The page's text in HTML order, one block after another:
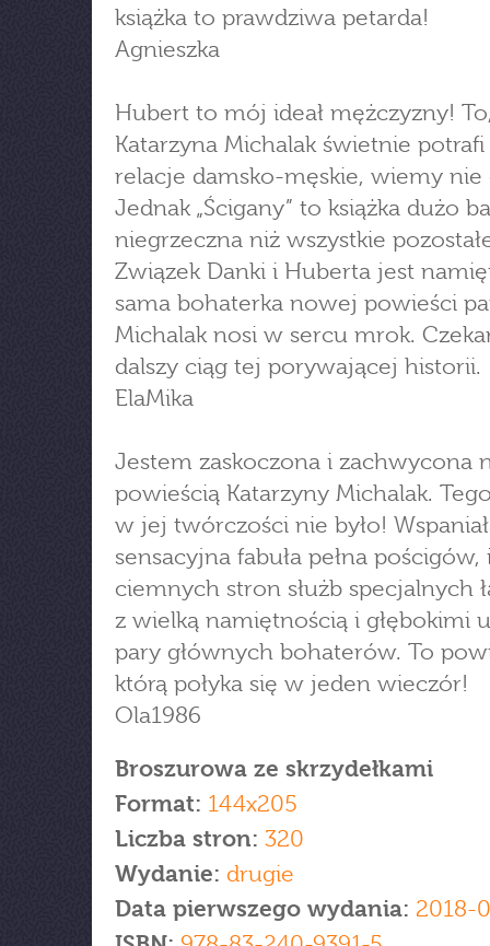
książka to prawdziwa petarda!
Agnieszka
Hubert to mój ideał mężczyzny!
Katarzyna Michalak świetnie potrafi
relacje damsko-męskie, wiemy nie
Jednak „Ścigany” to książka dużo
niegrzeczna niż wszystkie
Związek Danki i Huberta jest
sama bohaterka nowej powieści
Michalak nosi w sercu mrok.
dalszy ciąg tej porywającej historii.
ElaMika
Jestem zaskoczona i zachwycona
powieścią Katarzyny Michalak.
w jej twórczości nie było!
sensacyjna fabuła pełna
ciemnych stron służb specjalnych
z wielką namiętnością i głębokimi
pary głównych bohaterów. To
którą połyka się w jeden wieczór!
Ola1986
Broszurowa ze skrzydełkami
Format: 144x205
Liczba stron: 320
Wydanie: drugie
Data pierwszego wydania: 2018-